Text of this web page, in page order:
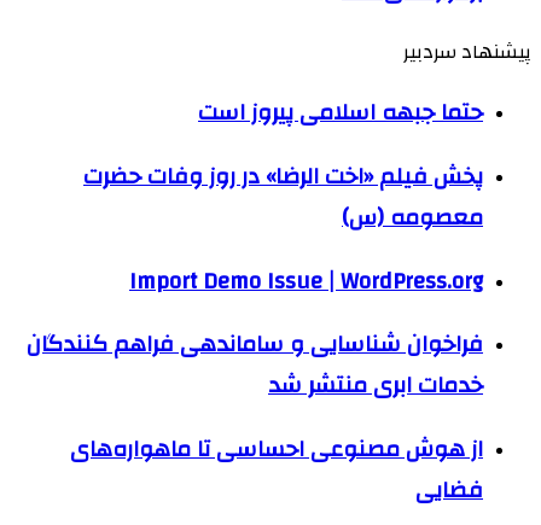
پیشنهاد سردبیر
حتما جبهه اسلامی پیروز است
پخش فیلم «اخت الرضا» در روز وفات حضرت
معصومه (س)
Import Demo Issue | WordPress.org
فراخوان شناسایی و ساماندهی فراهم کنندگان
خدمات ابری منتشر شد
از هوش مصنوعی احساسی تا ماهواره‌های
فضایی